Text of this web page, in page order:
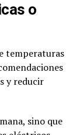
o
temperaturas
y reducir
sino que